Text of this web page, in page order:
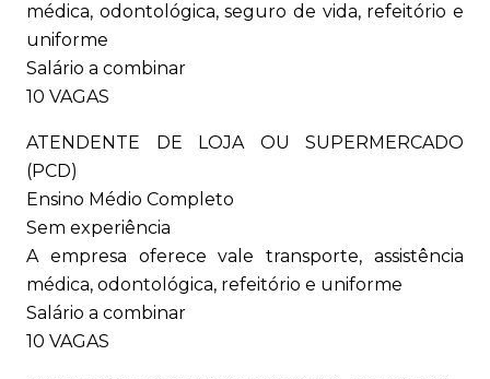
médica, odontológica, seguro de vida, refeitório e
uniforme
Salário a combinar
10 VAGAS
ATENDENTE DE LOJA OU SUPERMERCADO
(PCD)
Ensino Médio Completo
Sem experiência
A empresa oferece vale transporte, assistência
médica, odontológica, refeitório e uniforme
Salário a combinar
10 VAGAS